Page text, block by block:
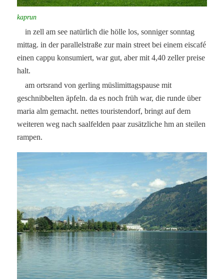
kaprun
in zell am see natürlich die hölle los, sonniger sonntag
mittag. in der parallelstraße zur main street bei einem eiscafé
einen cappu konsumiert, war gut, aber mit 4,40 zeller preise
halt.
am ortsrand von gerling müslimittagspause mit
geschnibbelten äpfeln. da es noch früh war, die runde über
maria alm gemacht. nettes touristendorf, bringt auf dem
weiteren weg nach saalfelden paar zusätzliche hm an steilen
rampen.